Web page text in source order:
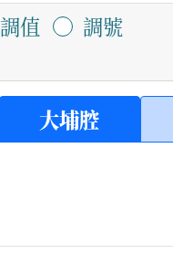
調值 調號
大埔腔